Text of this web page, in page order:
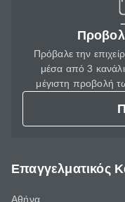
Πρόβαλε την
μέσα από 3
μέγιστη προβολή
Επαγγελματικός
Αθήνα